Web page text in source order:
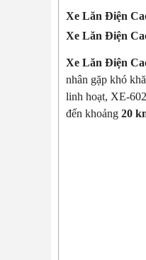
Xe Lăn Điện
Xe Lăn Điện
Xe Lăn Điện
nhân gặp khó
linh hoạt, XE-
đến khoảng 20